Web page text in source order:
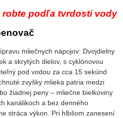
robte podľa tvrdosti vody
mliečnych nápojov: Dvojdielny
a skrytých dielov, s cyklónovou
pod vodou za cca 15 sekúnd
zvyšky mlieka patria medzi
žiadnej peny – mliečne bielkoviny
kanálikoch a bez denného
stráca výkon. Pri hlbšom zanesení